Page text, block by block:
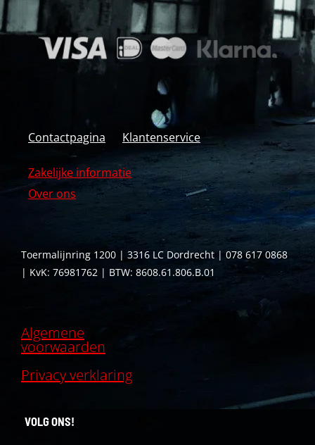
Contactpagina Klantenservice
Zakelijke informatie
Over ons
Toermalijnring 1200 | 3316 LC Dordrecht | 078 617 0868
| KvK: 76981762 | BTW: 8608.61.806.B.01
Algemene
voorwaarden
Privacy verklaring
VOLG ONS!